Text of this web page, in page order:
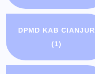
DPMD KAB CIANJUR
(1)